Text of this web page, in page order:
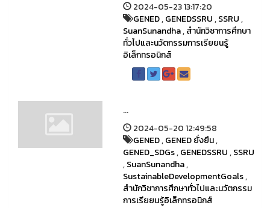
2024-05-23 13:17:20
GENED,GENEDSSRU,SSRU,
SuanSunandha,สำนักวิชาการศึกษา
ทั่วไปและนวัตกรรมการเรียยนรู้
อิเล็กทรอนิกส์
...
2024-05-20 12:49:58
GENED,GENED ยั่งยืน,
GENED_SDGs,GENEDSSRU,SSRU
,SuanSunandha,
SustainableDevelopmentGoals,
สำนักวิชาการศึกษาทั่วไปและนวัตกรรม
การเรียยนรู้อิเล็กทรอนิกส์